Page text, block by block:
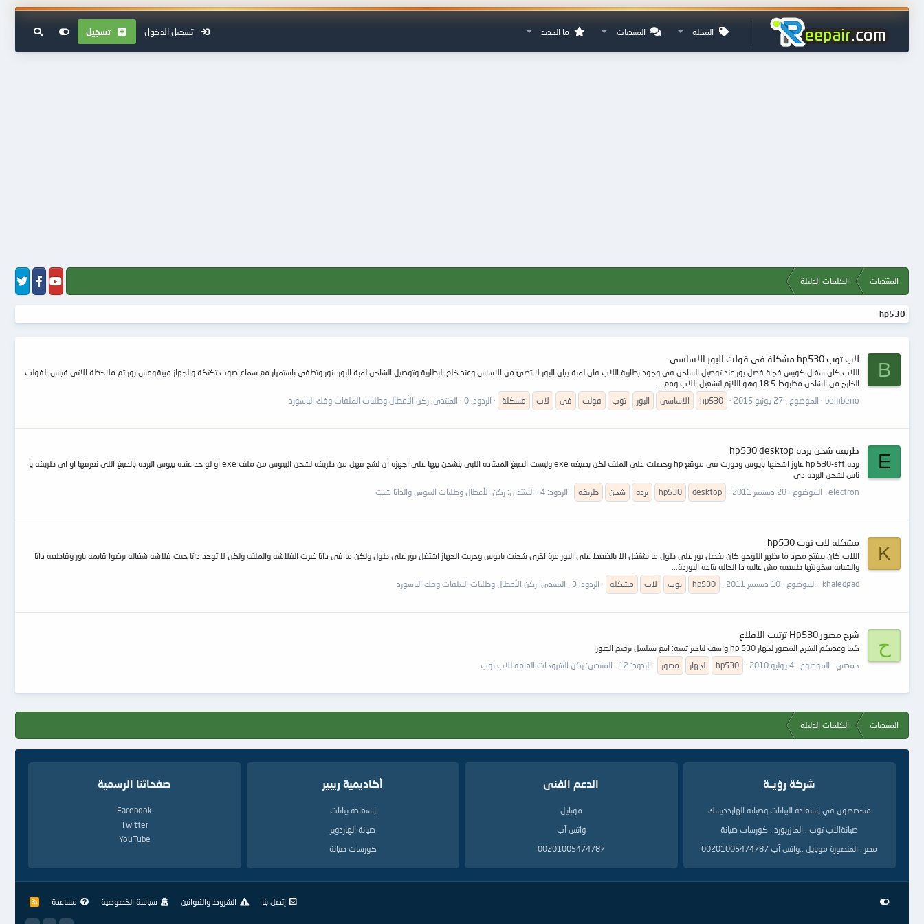
المجلة المنتديات ما الجديد تسجيل الدخول تسجيل
المنتديات الكلمات الدليلة
hp530
B
لاب توب hp530 مشكلة فى فولت البور الاساسى
اللاب كان شغال كويس فجاة فصل بور عند توصيل الشاحن فى وجود بطارية اللاب فان لمبة بيان البور لا تضئ من الاساس وعند خلع البطارية وتوصيل الشاحن لمبة البور تنور وتطفى باستمرار مع سماع صوت تكتكة والجهاز مبيقومش بور تم ملاحظة الاتى قياس الفولت
الخارج من الشاحن مظبوط 18.5 وهو اللازم لتشغيل اللاب ومع...
bembeno
الموضوع 27 يونيو 2015 hp530 الاساسى البور توب فولت في لاب مشكلة الردود: 0 المنتدى: ركن الأعطال وطلبات الملفات وفك الباسورد
E
طريقه شحن برده hp530 desktop
برده hp 530-sff عاوز اشحنها بايوس ودورت فى موقع hp وحصلت على الملف لكن بصيغه exe وليست الصيغ المعتاده اللبى بنشحن بيها على اجهزه ان لشح فهل من طريقه لشحن البيوس من ملف exe او لو حد عنده بيوس البرده بالصيغ اللى نعرفها او اى طريقه يا
ناس لشحن البرده دى
electron
الموضوع 28 ديسمبر 2011 desktop
hp530 برده شحن طريقه الردود: 4 المنتدى: ركن الأعطال وطلبات البيوس والداتا شيت
K
مشكله لاب توب hp530
اللاب كان بيفتح مجرد ما يظهر اللوجو كان يفصل بور على طول ما يشتغل الا بالضغط على البور مرة اخرى شحنت بايوس وجربت الجهاز اشتغل بور على طول ولكن ما فى داتا غيرت الفلاشه والملف ولكن لا توجد داتا جبت فلاشه شغاله برضوا قايمه باور وقاطعه داتا
والشبايه سخونتها طبيعيه مش عاليه دا الحاله بتاعه البوردة...
khaledgad
الموضوع 10 ديسمبر 2011 hp530 توب لاب مشكله الردود: 3 المنتدى: ركن الأعطال وطلبات الملفات وفك الباسورد
ح
شرح مصور Hp530 ترتيب الاقلاع
كما وعدتكم الشرح المصور لجهاز hp 530 واسف لتاخير تنبيه: اتبع تسلسل ترقيم الصور
حمصي
الموضوع 4 يوليو 2010 hp530 لجهاز مصور الردود: 12 المنتدى: ركن الشروحات العامة للاب توب
المنتديات الكلمات الدليلة
شركة رؤيــة
متخصصون في إستعادة البيانات وصيانة الهاردديسك
صيانةالاب توب ..المازربورد.. كورسات صيانة
مصر ..المنصورة موبايل ..واتس آب 00201005474787
الدعم الفنى
موبايل
واتس آب
00201005474787
أكاديمية ريبير
إستعادة بيانات
صيانة الهاردوير
كورسات صيانة
صفحاتنا الرسمية
Facebook
Twitter
YouTube
إتصل بنا الشروط والقوانين سياسة الخصوصية مساعدة
R
S